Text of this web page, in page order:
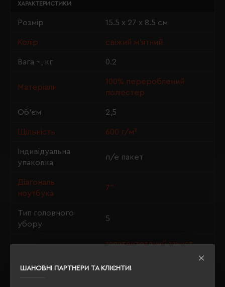
ШАНОВНІ ПАРТНЕРИ ТА КЛІЄНТИ!
ХАРАКТЕРИСТИКИ
Розмір 15.5 х 27 х 8.5 см
Колір свіжий м'ятний
Вага ~, кг 0.2
Матеріали
100% перероблений
поліестер
Об'єм 2,5
Щільність 600 г/м²
Індивідуальна
упаковка
п/е пакет
Діагональ
ноутбука
7"
Тип головного
убору
5
запатентований захист,